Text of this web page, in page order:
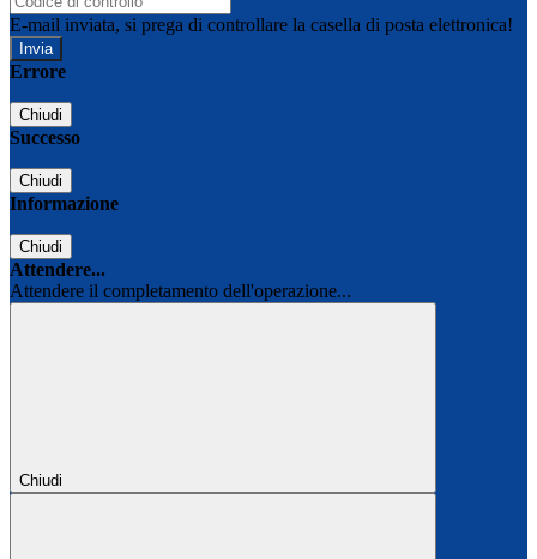
E-mail inviata, si prega di controllare la casella di posta elettronica!
Errore
Chiudi
Successo
Chiudi
Informazione
Chiudi
Attendere...
Attendere il completamento dell'operazione...
Chiudi